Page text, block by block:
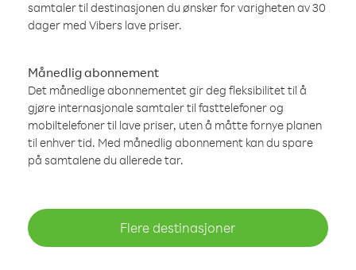
samtaler til destinasjonen du ønsker for varigheten av 30
dager med Vibers lave priser.
Månedlig abonnement
Det månedlige abonnementet gir deg fleksibilitet til å
gjøre internasjonale samtaler til fasttelefoner og
mobiltelefoner til lave priser, uten å måtte fornye planen
til enhver tid. Med månedlig abonnement kan du spare
på samtalene du allerede tar.
Flere destinasjoner